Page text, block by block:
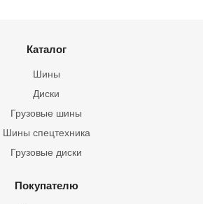
Каталог
Шины
Грузовые шины
Шины спецтехника
Диски
Грузовые диски
Покупателю